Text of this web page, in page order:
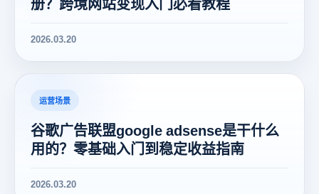
2026.03.20
运营场景
谷歌广告联盟google adsense是干什么
用的？零基础入门到稳定收益指南
2026.03.20